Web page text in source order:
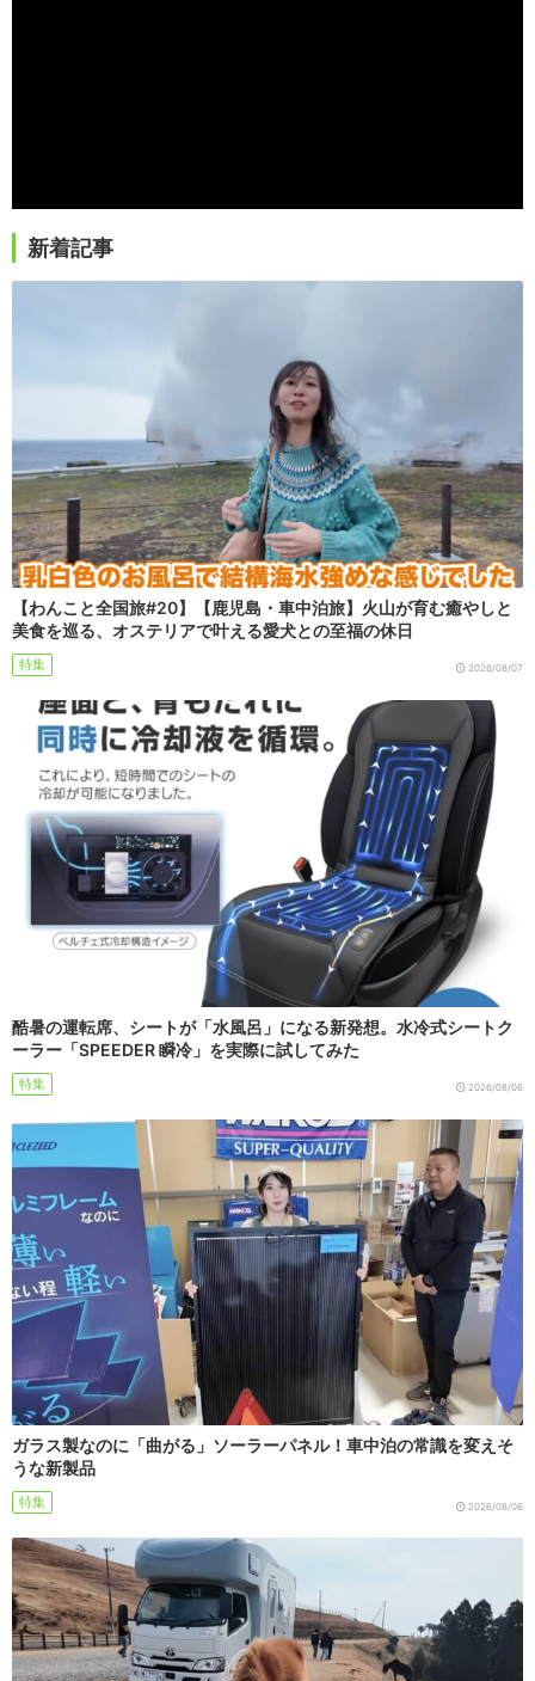
新着記事
【わんこと全国旅#20】【鹿児島・車中泊旅】火山が育む癒やしと
美食を巡る、オステリアで叶える愛犬との至福の休日
特集 2026/08/07
酷暑の運転席、シートが「水風呂」になる新発想。水冷式シートク
ーラー「SPEEDER 瞬冷」を実際に試してみた
特集 2026/08/06
ガラス製なのに「曲がる」ソーラーパネル！車中泊の常識を変えそ
うな新製品
特集 2026/08/06